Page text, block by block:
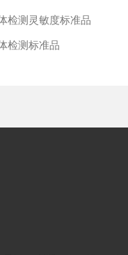
检测灵敏度标准品
检测标准品